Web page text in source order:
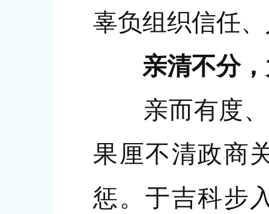
辜负组织信任
亲清不分
亲而有度、
果厘不清政商
惩。于吉科步